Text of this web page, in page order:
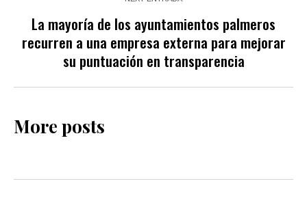
La mayoría de los ayuntamientos palmeros
recurren a una empresa externa para mejorar
su puntuación en transparencia
More posts